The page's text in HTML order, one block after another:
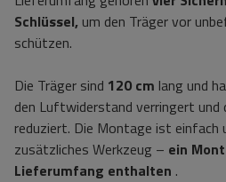
Schlüssel, um den Träger vor
schützen.
Die Träger sind 120 cm lang und
den Luftwiderstand verringert und
reduziert. Die Montage ist einfach
zusätzliches Werkzeug – ein
Lieferumfang enthalten .